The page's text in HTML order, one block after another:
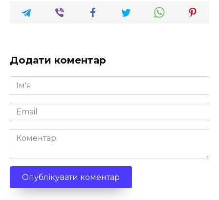
Додати коментар
Ім'я
*
Email
*
Коментар